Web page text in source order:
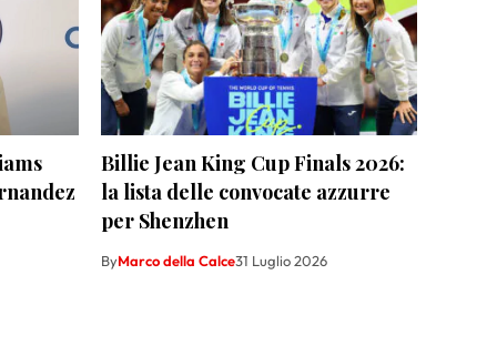
Billie Jean King Cup Finals 2026:
la lista delle convocate azzurre
per Shenzhen
ByMarco della Calce31 Luglio 2026